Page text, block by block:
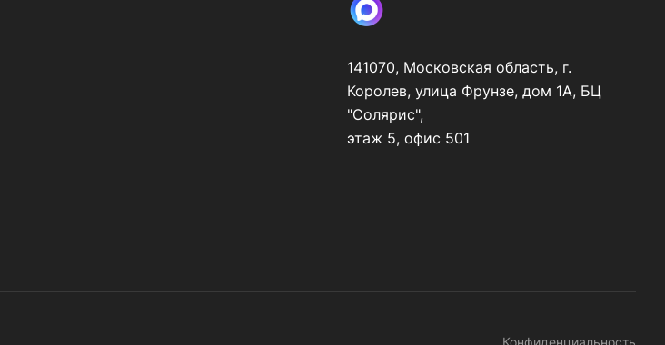
141070, Московская область, г.
Королев, улица Фрунзе, дом 1А, БЦ
"Солярис",
этаж 5, офис 501